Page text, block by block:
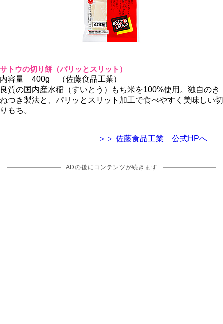
サトウの切り餅（パリッとスリット）
内容量 400g （佐藤食品工業）
良質の国内産水稲（すいとう）もち米を100%使用。独自のき
ねつき製法と、パリッとスリット加工で食べやすく美味しい切
りもち。
＞＞ 佐藤食品工業 公式HPへ
ADの後にコンテンツが続きます